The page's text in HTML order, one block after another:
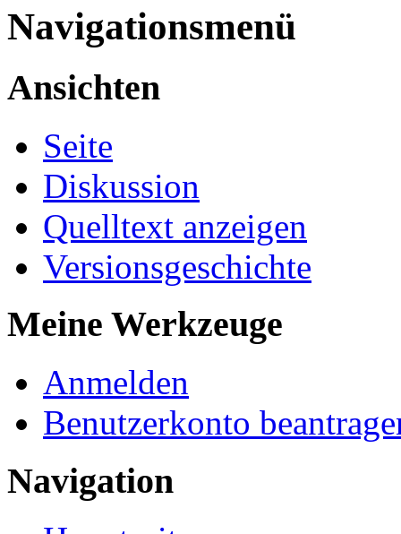
Navigationsmenü
Ansichten
Seite
Diskussion
Quelltext anzeigen
Versionsgeschichte
Meine Werkzeuge
Anmelden
Benutzerkonto
Navigation